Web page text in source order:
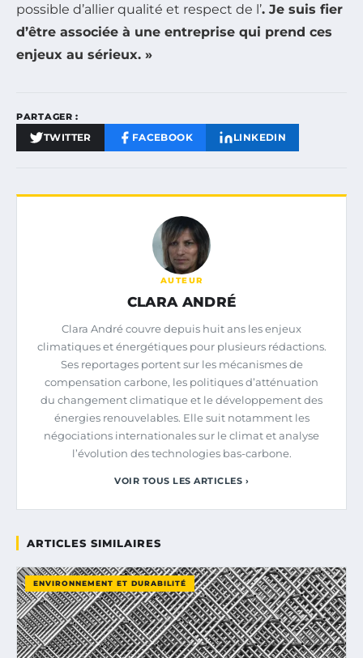
possible d’allier qualité et respect de l’. Je suis fier
d’être associée à une entreprise qui prend ces
enjeux au sérieux. »
PARTAGER :
TWITTER FACEBOOK LINKEDIN
AUTEUR
CLARA ANDRÉ
Clara André couvre depuis huit ans les enjeux
climatiques et énergétiques pour plusieurs rédactions.
Ses reportages portent sur les mécanismes de
compensation carbone, les politiques d’atténuation
du changement climatique et le développement des
énergies renouvelables. Elle suit notamment les
négociations internationales sur le climat et analyse
l’évolution des technologies bas-carbone.
VOIR TOUS LES ARTICLES ›
ARTICLES SIMILAIRES
ENVIRONNEMENT ET DURABILITÉ